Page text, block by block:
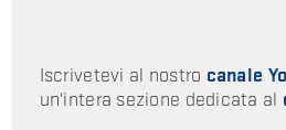
Iscrivetevi al nostro canale
un'intera sezione dedicata al